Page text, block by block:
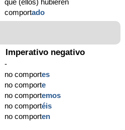
que (ellos) hubieren
comportado
Imperativo negativo
-
no comportes
no comporte
no comportemos
no comportéis
no comporten